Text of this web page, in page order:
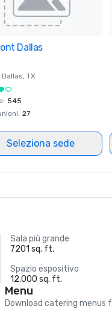
from favorites
Dallas
Dallas, TX
: 545
: 27
Seleziona sede
Sala più grande
7201 sq. ft.
Spazio espositivo
12.000 sq. ft.
Menu
Download catering menus